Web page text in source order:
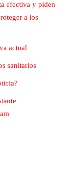
efectiva y piden
a los
actual
sanitarios